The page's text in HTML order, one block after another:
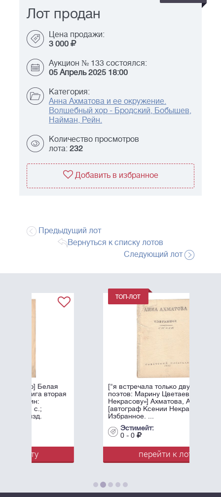
Лот продан
Цена продажи:
3 000
Аукцион № 133 состоялся:
05 Апрель 2025 18:00
Категория:
Анна Ахматова и ее окружение.
Волшебный хор - Бродский, Бобышев,
Найман, Рейн.
Количество просмотров
лота: 232
Добавить в избранное
Предыдущий лот
Вернуться к списку лотов
Следующий лот
["я встречала только двух женщин-
поэтов: Марину Цветаеву и Ксению
Некрасову»] Ахматова, А.А.
[автограф Ксении Некрасовой]
перейти к лоту